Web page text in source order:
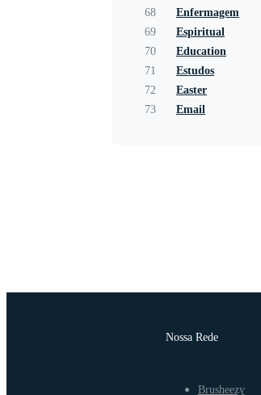
68
Enfermagem
69
Espiritual
70
Education
71
Estudos
72
Easter
73
Email
Nossa Rede
Brusheezy